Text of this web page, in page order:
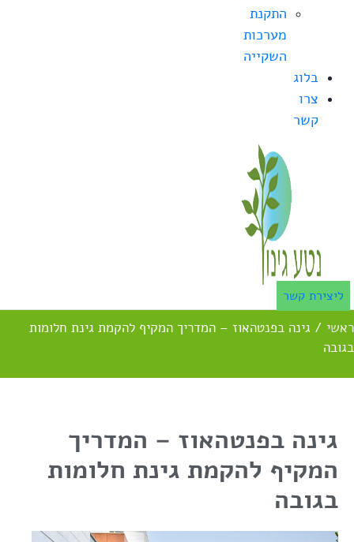
התקנת
מערכות
השקייה
בלוג
צרו
קשר
ליצירת קשר
ראשי / גינה בפנטהאוז – המדריך המקיף להקמת גינת חלומות
בגובה
גינה בפנטהאוז – המדריך
המקיף להקמת גינת חלומות
בגובה